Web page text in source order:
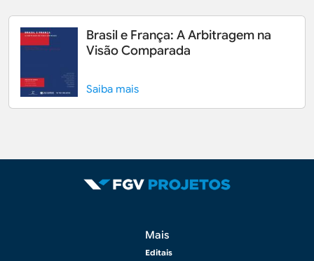
Brasil e França: A Arbitragem na
Visão Comparada
Saiba mais
Mais
Editais